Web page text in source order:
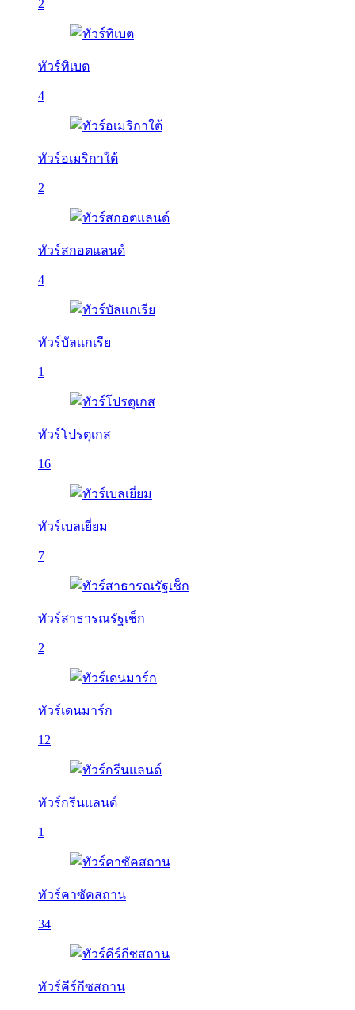
2
ทัวร์ทิเบต
4
ทัวร์อเมริกาใต้
2
ทัวร์สกอตแลนด์
4
ทัวร์บัลเเกเรีย
1
ทัวร์โปรตุเกส
16
ทัวร์เบลเยี่ยม
7
ทัวร์สาธารณรัฐเช็ก
2
ทัวร์เดนมาร์ก
12
ทัวร์กรีนแลนด์
1
ทัวร์คาซัคสถาน
34
ทัวร์คีร์กีซสถาน